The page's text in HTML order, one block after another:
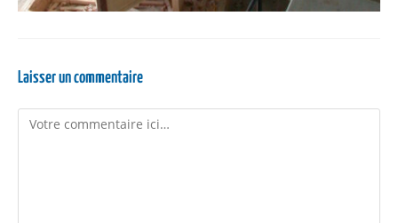
Laisser un commentaire